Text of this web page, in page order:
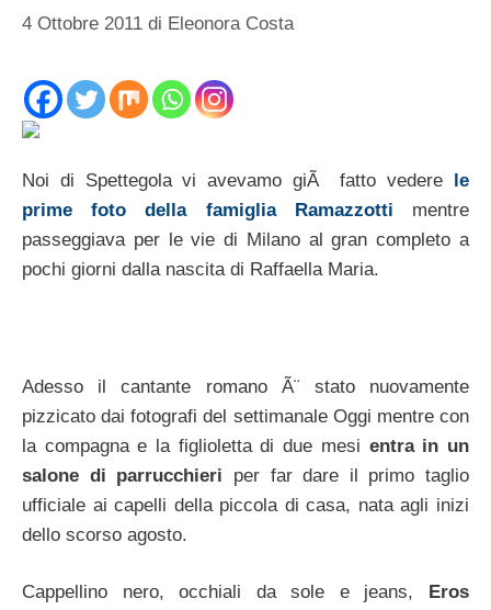
4 Ottobre 2011 di Eleonora Costa
Noi di Spettegola vi avevamo giÃ fatto vedere
le
prime foto della famiglia Ramazzotti mentre
passeggiava per le vie di Milano al gran completo a
pochi giorni dalla nascita di Raffaella Maria.
Adesso il cantante romano Ã¨ stato nuovamente
pizzicato dai fotografi del settimanale Oggi mentre con
la compagna e la figlioletta di due mesi entra in un
salone di parrucchieri per far dare il primo taglio
ufficiale ai capelli della piccola di casa, nata agli inizi
dello scorso agosto.
Cappellino nero, occhiali da sole e jeans,
Eros